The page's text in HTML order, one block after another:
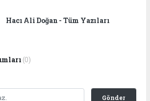
Hacı Ali Doğan - Tüm Yazıları
(0)
Gönder